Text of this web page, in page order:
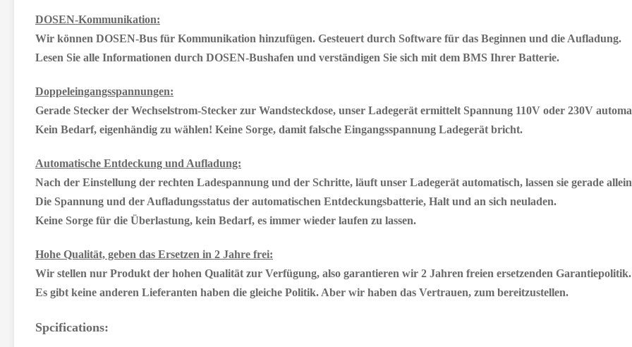
DOSEN-Kommunikation:
Wir können DOSEN-Bus für Kommunikation hinzufügen. Gesteuert durch Software für das Beginnen und die Aufladung.
Lesen Sie alle Informationen durch DOSEN-Bushafen und verständigen Sie sich mit dem BMS Ihrer Batterie.
Doppeleingangsspannungen:
Gerade Stecker der Wechselstrom-Stecker zur Wandsteckdose, unser Ladegerät ermittelt Spannung 110V oder 230V
Kein Bedarf, eigenhändig zu wählen! Keine Sorge, damit falsche Eingangsspannung Ladegerät bricht.
Automatische Entdeckung und Aufladung:
Nach der Einstellung der rechten Ladespannung und der Schritte, läuft unser Ladegerät automatisch, lassen sie gerade
Die Spannung und der Aufladungsstatus der automatischen Entdeckungsbatterie, Halt und an sich neuladen.
Keine Sorge für die Überlastung, kein Bedarf, es immer wieder laufen zu lassen.
Hohe Qualität, geben das Ersetzen in 2 Jahre frei:
Wir stellen nur Produkt der hohen Qualität zur Verfügung, also garantieren wir 2 Jahren freien ersetzenden Garantiepolitik.
Es gibt keine anderen Lieferanten haben die gleiche Politik. Aber wir haben das Vertrauen, zum bereitzustellen.
Spcifications: